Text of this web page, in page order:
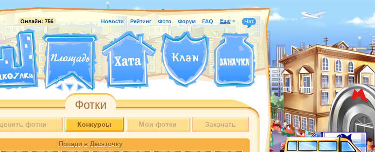
Онлайн: 756 Новости Рейтинг Фото Форум FAQ Ещё Чат
Фотки
фотки Конкурсы Мои фотки Закачать
Попади в Десяточку